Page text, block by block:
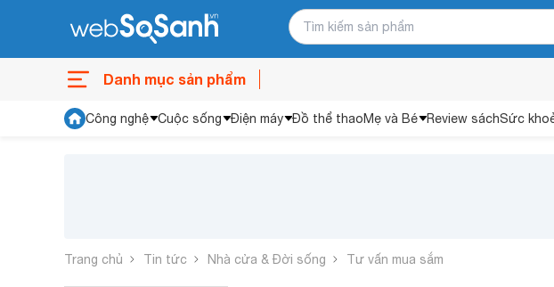
Danh mục sản phẩm
Công nghệ Cuộc sống Điện máy Đồ thể thaoMẹ và Bé Review sáchSức
Trang chủ Tin tức Nhà cửa & Đời sống Tư vấn mua sắm